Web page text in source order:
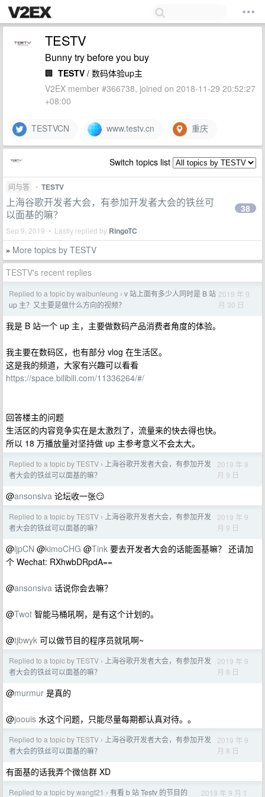
TESTV
Bunny try before you buy
🏢 TESTV / 数码体验up主
V2EX member #366738, joined on 2018-11-29 20:52:27
+08:00
TESTVCN www.testv.cn 重庆
Switch topics list
问与答 • TESTV
上海谷歌开发者大会，有参加开发者大会的铁丝可
以面基的嘛？
Sep 9, 2019 • Lastly replied by RingoTC
38
» More topics by TESTV
TESTV's recent replies
Replied to a topic by waibunleung › v 站上面有多少人同时是 B 站
up 主？又主要是做什么方向的视频？
2019 年 9
月 30 日
我是 B 站一个 up 主，主要做数码产品消费者角度的体验。
我主要在数码区，也有部分 vlog 在生活区。
这是我的频道，大家有兴趣可以看看
https://space.bilibili.com/11336264/#/
回答楼主的问题
生活区的内容竞争实在是太激烈了，流量来的快去得也快。
所以 18 万播放量对坚持做 up 主参考意义不会太大。
Replied to a topic by TESTV ›
上海谷歌开发者大会，有参加开发
者大会的铁丝可以面基的嘛？
2019 年 9
月 9 日
@ansonsiva 论坛收一张😏
Replied to a topic by TESTV ›
上海谷歌开发者大会，有参加开发
者大会的铁丝可以面基的嘛？
2019 年 9
月 9 日
@ljpCN @kimoCHG @Tink 要去开发者大会的话能面基嘛？ 还请加
个 Wechat: RXhwbDRpdA==
@ansonsiva 话说你会去嘛？
@Twot 智能马桶吼啊，是有这个计划的。
@tjbwyk 可以做节目的程序员就吼啊~
Replied to a topic by TESTV ›
上海谷歌开发者大会，有参加开发
者大会的铁丝可以面基的嘛？
2019 年 9
月 8 日
@murmur 是真的
@joouis 水这个问题，只能尽量每期都认真对待。。
Replied to a topic by TESTV ›
上海谷歌开发者大会，有参加开发
者大会的铁丝可以面基的嘛？
2019 年 9
月 8 日
有面基的话我弄个微信群 XD
Replied to a topic by wangt21 › 有看 b 站 Testv 的节目的 2019 年 9 月 1